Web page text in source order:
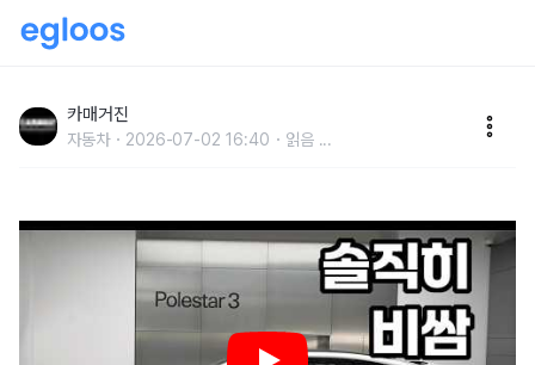
카매거진
자동차 2026-07-02 16:40 읽음 ...